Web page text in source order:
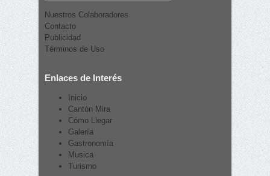
Nuestros Colaboradores
Contacto
Publicidad
Términos de Uso
Enlaces de Interés
Inicio
Cantón Mira
Cómo Llegar
Galería
Gastronomía
Musica
Turismo